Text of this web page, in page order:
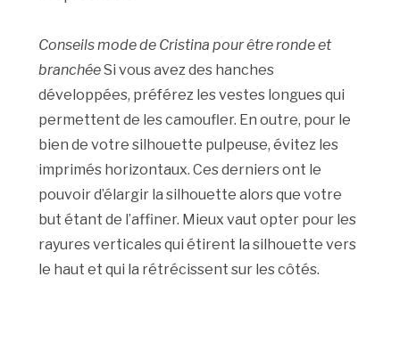
Conseils mode de Cristina pour être ronde et
branchéeSi vous avez des hanches
développées, préférez les vestes longues qui
permettent de les camoufler. En outre, pour le
bien de votre silhouette pulpeuse, évitez les
imprimés horizontaux. Ces derniers ont le
pouvoir d’élargir la silhouette alors que votre
but étant de l’affiner. Mieux vaut opter pour les
rayures verticales qui étirent la silhouette vers
le haut et qui la rétrécissent sur les côtés.